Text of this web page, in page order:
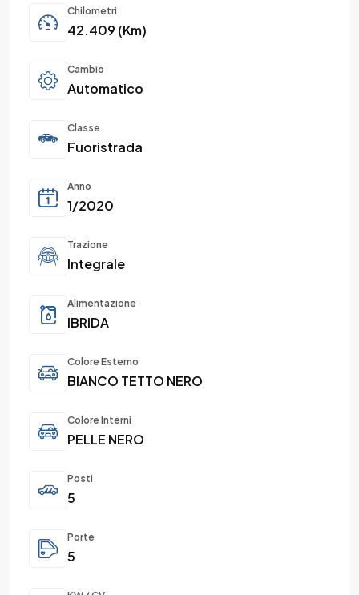
Chilometri
42.409 (Km)
Cambio
Automatico
Classe
Fuoristrada
Anno
1/2020
Trazione
Integrale
Alimentazione
IBRIDA
Colore Esterno
BIANCO TETTO NERO
Colore Interni
PELLE NERO
Posti
5
Porte
5